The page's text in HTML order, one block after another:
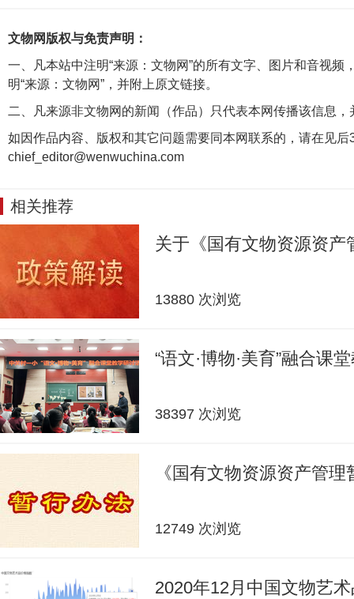
文物网版权与免责声明：
一、凡本站中注明“来源：文物网”的所有文字、图片和音视
明“来源：文物网”，并附上原文链接。
二、凡来源非文物网的新闻（作品）只代表本网传播该信息
如因作品内容、版权和其它问题需要同本网联系的，请在见后
chief_editor@wenwuchina.com
相关推荐
关于《国有文物资源资
13880 次浏览
“语文·博物·美育”融合课
38397 次浏览
《国有文物资源资产管
12749 次浏览
2020年12月中国文物艺